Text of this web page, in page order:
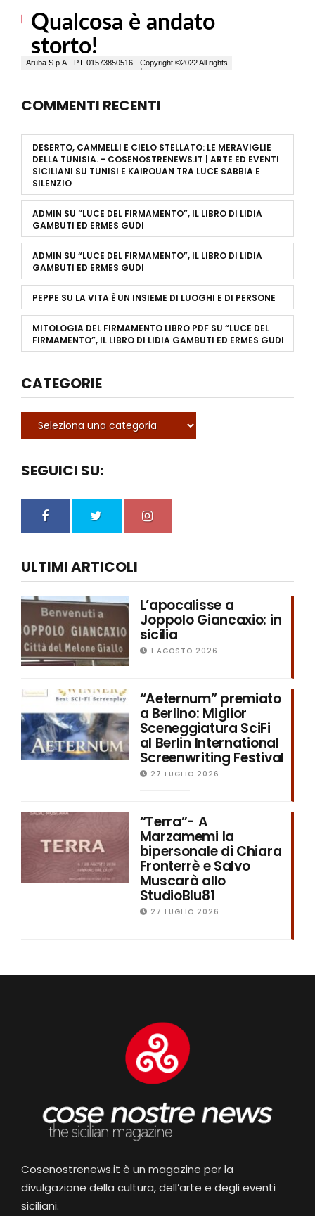
COMMENTI RECENTI
DESERTO, CAMMELLI E CIELO STELLATO: LE MERAVIGLIE
DELLA TUNISIA. - COSENOSTRENEWS.IT | ARTE ED EVENTI
SICILIANI SU TUNISI E KAIROUAN TRA LUCE SABBIA E
SILENZIO
ADMIN SU “LUCE DEL FIRMAMENTO”, IL LIBRO DI LIDIA
GAMBUTI ED ERMES GUDI
ADMIN SU “LUCE DEL FIRMAMENTO”, IL LIBRO DI LIDIA
GAMBUTI ED ERMES GUDI
PEPPE SU LA VITA È UN INSIEME DI LUOGHI E DI PERSONE
MITOLOGIA DEL FIRMAMENTO LIBRO PDF SU “LUCE DEL
FIRMAMENTO”, IL LIBRO DI LIDIA GAMBUTI ED ERMES GUDI
CATEGORIE
SEGUICI SU:
ULTIMI ARTICOLI
L’apocalisse a
Joppolo Giancaxio: in
sicilia
1 AGOSTO 2026
“Aeternum” premiato
a Berlino: Miglior
Sceneggiatura SciFi
al Berlin International
Screenwriting Festival
27 LUGLIO 2026
“Terra”- A
Marzamemi la
bipersonale di Chiara
Fronterrè e Salvo
Muscarà allo
StudioBlu81
27 LUGLIO 2026
Cosenostrenews.it è un magazine per la
divulgazione della cultura, dell’arte e degli eventi
siciliani.